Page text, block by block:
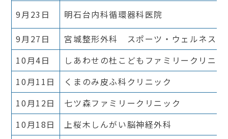
9月23日
明石台内科循環器科医院
9月27日
宮城整形外科 スポーツ・ウェルネスク
10月4日
しあわせの杜こどもファミリークリニッ
10月11日
くまのみ皮ふ科クリニック
10月12日
七ツ森ファミリークリニック
10月18日
上桜木しんがい脳神経外科